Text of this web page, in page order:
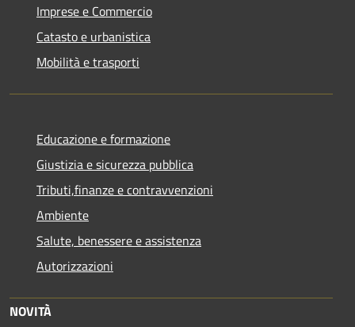
Imprese e Commercio
Catasto e urbanistica
Mobilità e trasporti
Educazione e formazione
Giustizia e sicurezza pubblica
Tributi,finanze e contravvenzioni
Ambiente
Salute, benessere e assistenza
Autorizzazioni
NOVITÀ